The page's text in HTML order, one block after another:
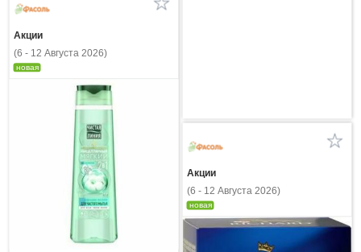
Акции
(6 - 12 Августа 2026)
новая
Акции
(6 - 12 Августа 2026)
новая